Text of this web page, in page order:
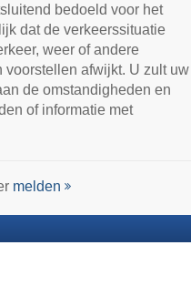
bedoeld voor het
dat de verkeerssituatie
weer of andere
voorstellen afwijkt. U zult uw
de omstandigheden en
of informatie met
melden